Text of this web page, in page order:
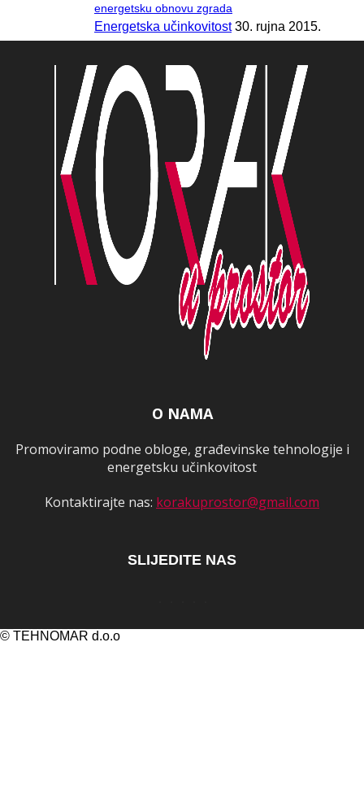
energetsku obnovu zgrada
Energetska učinkovitost 30. rujna 2015.
O NAMA
Promoviramo podne obloge, građevinske tehnologije i
energetsku učinkovitost
Kontaktirajte nas: korakuprostor@gmail.com
SLIJEDITE NAS
© TEHNOMAR d.o.o